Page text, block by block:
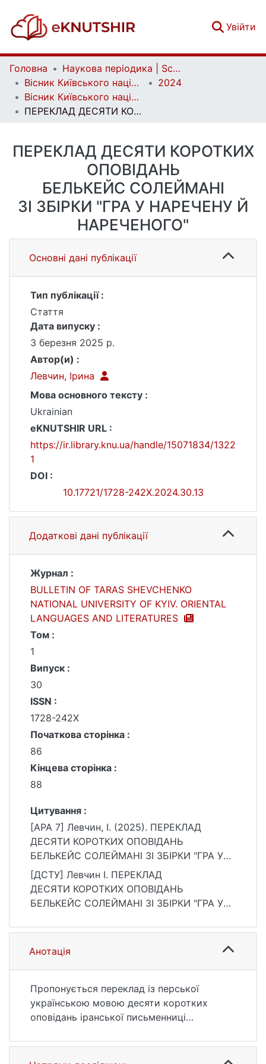
Увійти
Головна
Наукова періодика | Scientific periodicals
Вісник Київського національного університету імені Тараса Шевченка. Східні мови та літератури | Bulletin of Taras Shevchenko National University of Kyiv. Oriental Languages and Literatures
2024
Вісник Київського національного університету імені Тараса Шевченка. Східні мови та літератури. Вип. 1(30)
ПЕРЕКЛАД ДЕСЯТИ КОРОТКИХ ОПОВІДАНЬ БЕЛЬКЕЙС СОЛЕЙМАНІ ЗІ ЗБІРКИ "ГРА У НАРЕЧЕНУ Й НАРЕЧЕНОГО"
ПЕРЕКЛАД ДЕСЯТИ КОРОТКИХ
ОПОВІДАНЬ
БЕЛЬКЕЙС СОЛЕЙМАНІ
ЗІ ЗБІРКИ "ГРА У НАРЕЧЕНУ Й
НАРЕЧЕНОГО"
Основні дані публікації
Тип публікації :
Стаття
Дата випуску :
3 березня 2025 р.
Автор(и) :
Левчин, Ірина
Мова основного тексту :
Ukrainian
eKNUTSHIR URL :
https://ir.library.knu.ua/handle/15071834/1322
1
DOI :
10.17721/1728-242X.2024.30.13
Додаткові дані публікації
Журнал :
BULLETIN OF TARAS SHEVCHENKO
NATIONAL UNIVERSITY OF KYIV. ORIENTAL
LANGUAGES AND LITERATURES
Том :
1
Випуск :
30
ISSN :
1728-242X
Початкова сторінка :
86
Кінцева сторінка :
88
Цитування :
[APA 7] Левчин, І. (2025). ПЕРЕКЛАД
ДЕСЯТИ КОРОТКИХ ОПОВІДАНЬ
БЕЛЬКЕЙС СОЛЕЙМАНІ ЗІ ЗБІРКИ "ГРА У
НАРЕЧЕНУ Й НАРЕЧЕНОГО". BULLETIN OF
TARAS SHEVCHENKO NATIONAL
UNIVERSITY OF KYIV. ORIENTAL
88. https://doi.org/10.17721/1728-
[ДСТУ] Левчин І. ПЕРЕКЛАД
ДЕСЯТИ КОРОТКИХ ОПОВІДАНЬ
БЕЛЬКЕЙС СОЛЕЙМАНІ ЗІ ЗБІРКИ "ГРА У
TARAS SHEVCHENKO NATIONAL
UNIVERSITY OF KYIV. ORIENTAL
LANGUAGES AND LITERATURES. 2025. Т. 1,
242X.2024.30.13 (дата звернення:
25.07.2026).
Анотація
Пропонується переклад із перської
українською мовою десяти коротких
оповідань іранської письменниці
збірки «Гра у наречену й нареченого»
(2007). Твори «Гра у наречену й